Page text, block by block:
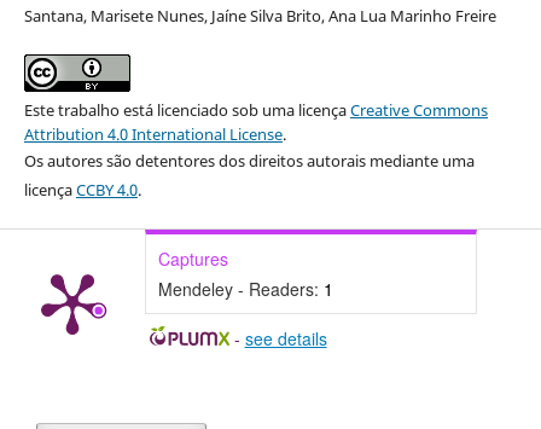
Santana, Marisete Nunes, Jaíne Silva Brito, Ana Lua Marinho Freire
Este trabalho está licenciado sob uma licençaCreative Commons
Attribution 4.0 International License.
Os autores são detentores dos direitos autorais mediante uma
licençaCCBY 4.0.
Captures
Mendeley - Readers: 1
- see details